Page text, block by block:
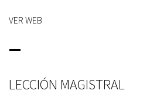
VER WEB
LECCIÓN MAGISTRAL